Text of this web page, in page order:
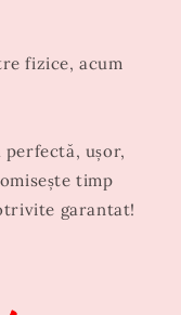
fizice, acum
perfectă, ușor,
timp
garantat!